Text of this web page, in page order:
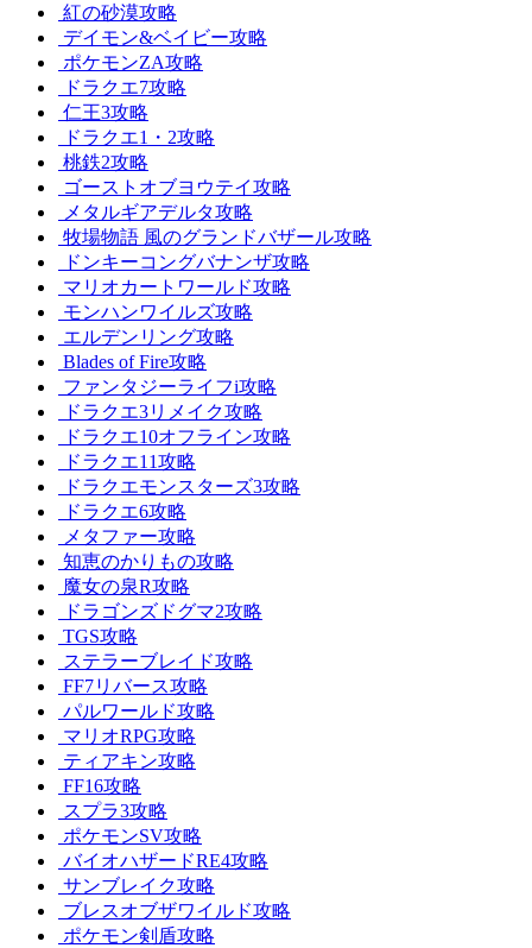
紅の砂漠攻略
デイモン&ベイビー攻略
ポケモンZA攻略
ドラクエ7攻略
仁王3攻略
ドラクエ1・2攻略
桃鉄2攻略
ゴーストオブヨウテイ攻略
メタルギアデルタ攻略
牧場物語 風のグランドバザール攻略
ドンキーコングバナンザ攻略
マリオカートワールド攻略
モンハンワイルズ攻略
エルデンリング攻略
Blades of Fire攻略
ファンタジーライフi攻略
ドラクエ3リメイク攻略
ドラクエ10オフライン攻略
ドラクエ11攻略
ドラクエモンスターズ3攻略
ドラクエ6攻略
メタファー攻略
知恵のかりもの攻略
魔女の泉R攻略
ドラゴンズドグマ2攻略
TGS攻略
ステラーブレイド攻略
FF7リバース攻略
パルワールド攻略
マリオRPG攻略
ティアキン攻略
FF16攻略
スプラ3攻略
ポケモンSV攻略
バイオハザードRE4攻略
サンブレイク攻略
ブレスオブザワイルド攻略
ポケモン剣盾攻略